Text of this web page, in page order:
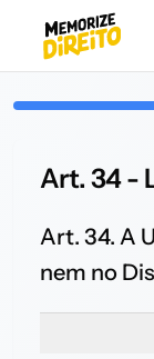
Art. 34 -
Art. 34. A
nem no